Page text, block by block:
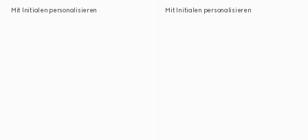
Mit Initialen personalisieren Mit Initialen personalisieren